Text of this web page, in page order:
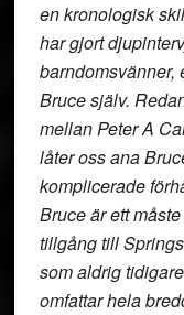
en kronologisk
har gjort
barndomsvänner,
Bruce själv.
mellan Peter A
låter oss ana
komplicerade
Bruce är ett
tillgång till
som aldrig
omfattar hela